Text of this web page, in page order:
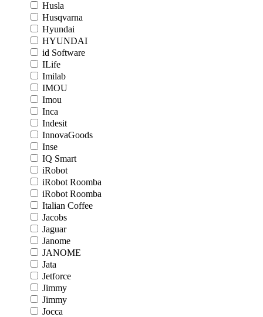
Husla
Husqvarna
Hyundai
HYUNDAI
id Software
ILife
Imilab
IMOU
Imou
Inca
Indesit
InnovaGoods
Inse
IQ Smart
iRobot
iRobot Roomba
iRobot Roomba
Italian Coffee
Jacobs
Jaguar
Janome
JANOME
Jata
Jetforce
Jimmy
Jimmy
Jocca